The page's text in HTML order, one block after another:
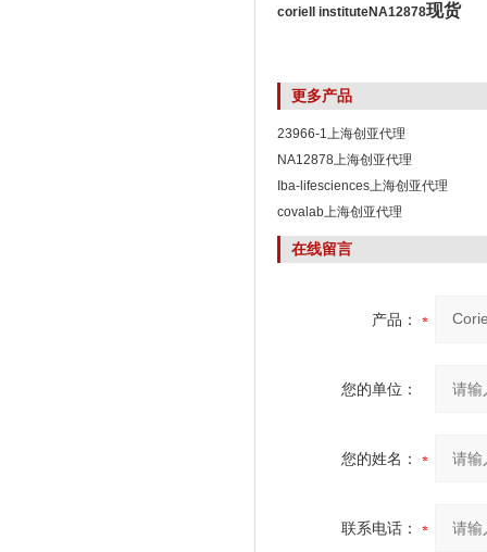
coriell instituteNA12878现货
更多产品
23966-1上海创亚代理
NA12878上海创亚代理
Iba-lifesciences上海创亚代理
covalab上海创亚代理
在线留言
产品：
您的单位：
您的姓名：
联系电话：